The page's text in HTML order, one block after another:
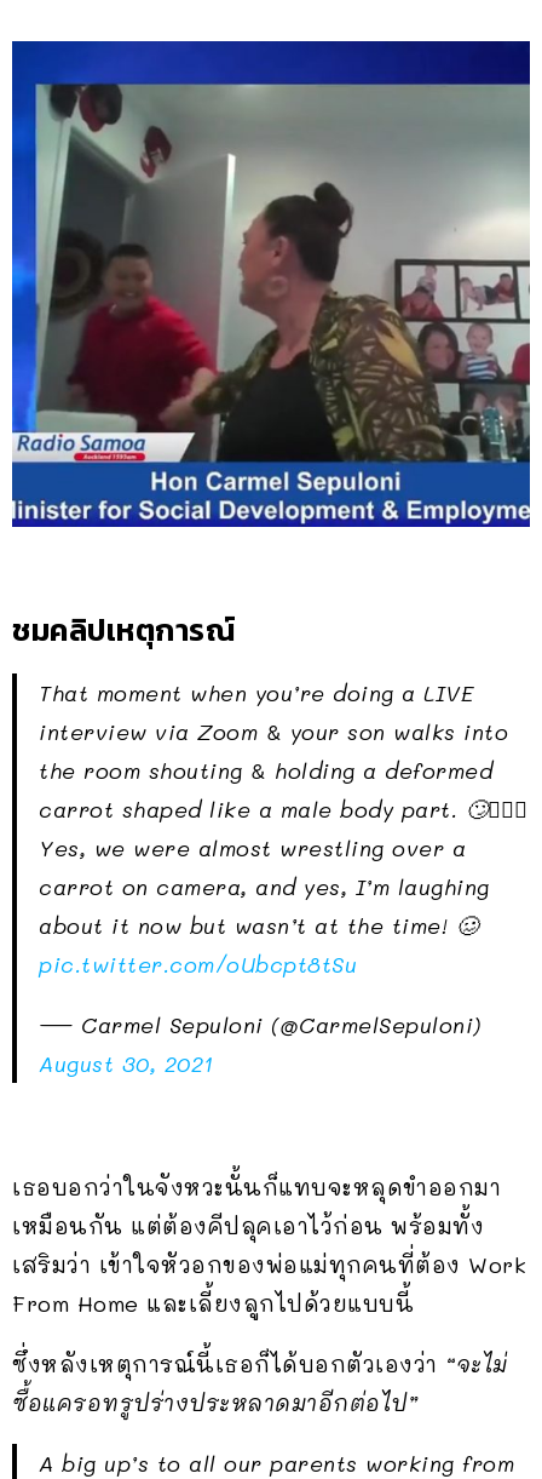
ชมคลิปเหตุการณ์
That moment when you’re doing a LIVE
interview via Zoom & your son walks into
the room shouting & holding a deformed
carrot shaped like a male body part. 🙄🤦🏽‍♀️
Yes, we were almost wrestling over a
carrot on camera, and yes, I’m laughing
about it now but wasn’t at the time! 🥴
pic.twitter.com/oUbcpt8tSu
— Carmel Sepuloni (@CarmelSepuloni)
August 30, 2021
เธอบอกว่าในจังหวะนั้นก็แทบจะหลุดขำออกมา
เหมือนกัน แต่ต้องคีปลุคเอาไว้ก่อน พร้อมทั้ง
เสริมว่า เข้าใจหัวอกของพ่อแม่ทุกคนที่ต้อง Work
From Home และเลี้ยงลูกไปด้วยแบบนี้
ซึ่งหลังเหตุการณ์นี้เธอก็ได้บอกตัวเองว่า “จะไม่
ซื้อแครอทรูปร่างประหลาดมาอีกต่อไป”
A big up’s to all our parents working from